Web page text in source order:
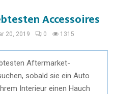
Accessoires
20, 2019 0 1315
Aftermarket-
sobald sie ein Auto
Interieur einen Hauch